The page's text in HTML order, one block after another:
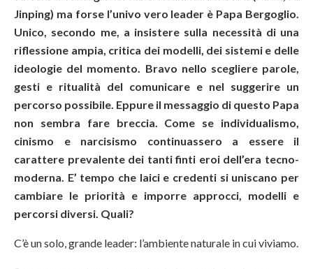
Jinping) ma forse l’univo vero leader è Papa Bergoglio.
Unico, secondo me, a insistere sulla necessità di una
riflessione ampia, critica dei modelli, dei sistemi e delle
ideologie del momento. Bravo nello scegliere parole,
gesti e ritualità del comunicare e nel suggerire un
percorso possibile. Eppure il messaggio di questo Papa
non sembra fare breccia. Come se individualismo,
cinismo e narcisismo continuassero a essere il
carattere prevalente dei tanti finti eroi dell’era tecno-
moderna. E’ tempo che laici e credenti si uniscano per
cambiare le priorità e imporre approcci, modelli e
percorsi diversi. Quali?
C’è un solo, grande leader: l’ambiente naturale in cui viviamo.